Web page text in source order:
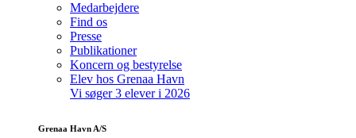
Medarbejdere
Find os
Presse
Publikationer
Koncern og bestyrelse
Elev hos Grenaa Havn
Vi søger 3 elever i 2026
Grenaa Havn A/S